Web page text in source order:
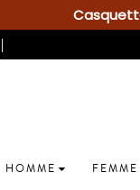
HOMME FEMME